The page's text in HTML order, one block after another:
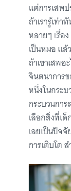
แต่การเสพ
ถ้าเรารู้เท่า
หลายๆ เรื่อ
เป็นหมอ แล้
ถ้าเขาเสพ
จินตนาการ
หนึ่งในกระ
กระบวนกา
เลือกสิ่งที่เ
เลยเป็นปัจ
การเติบโต